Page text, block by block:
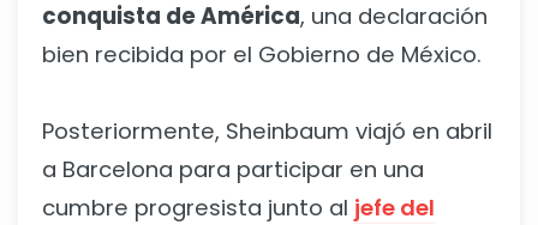
conquista de América, una declaración
bien recibida por el Gobierno de México.
Posteriormente, Sheinbaum viajó en abril
a Barcelona para participar en una
cumbre progresista junto al jefe del